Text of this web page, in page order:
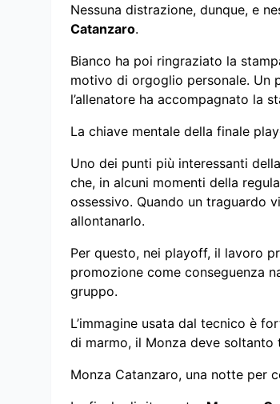
Nessuna distrazione, dunque, e
Catanzaro.
Bianco ha poi ringraziato la
motivo di orgoglio personale. Un
l’allenatore ha accompagnato la
La chiave mentale della finale
Uno dei punti più interessanti
che, in alcuni momenti della
ossessivo. Quando un traguardo
allontanarlo.
Per questo, nei playoff, il lavoro
promozione come conseguenza
gruppo.
L’immagine usata dal tecnico è
di marmo, il Monza deve
Monza Catanzaro, una notte per